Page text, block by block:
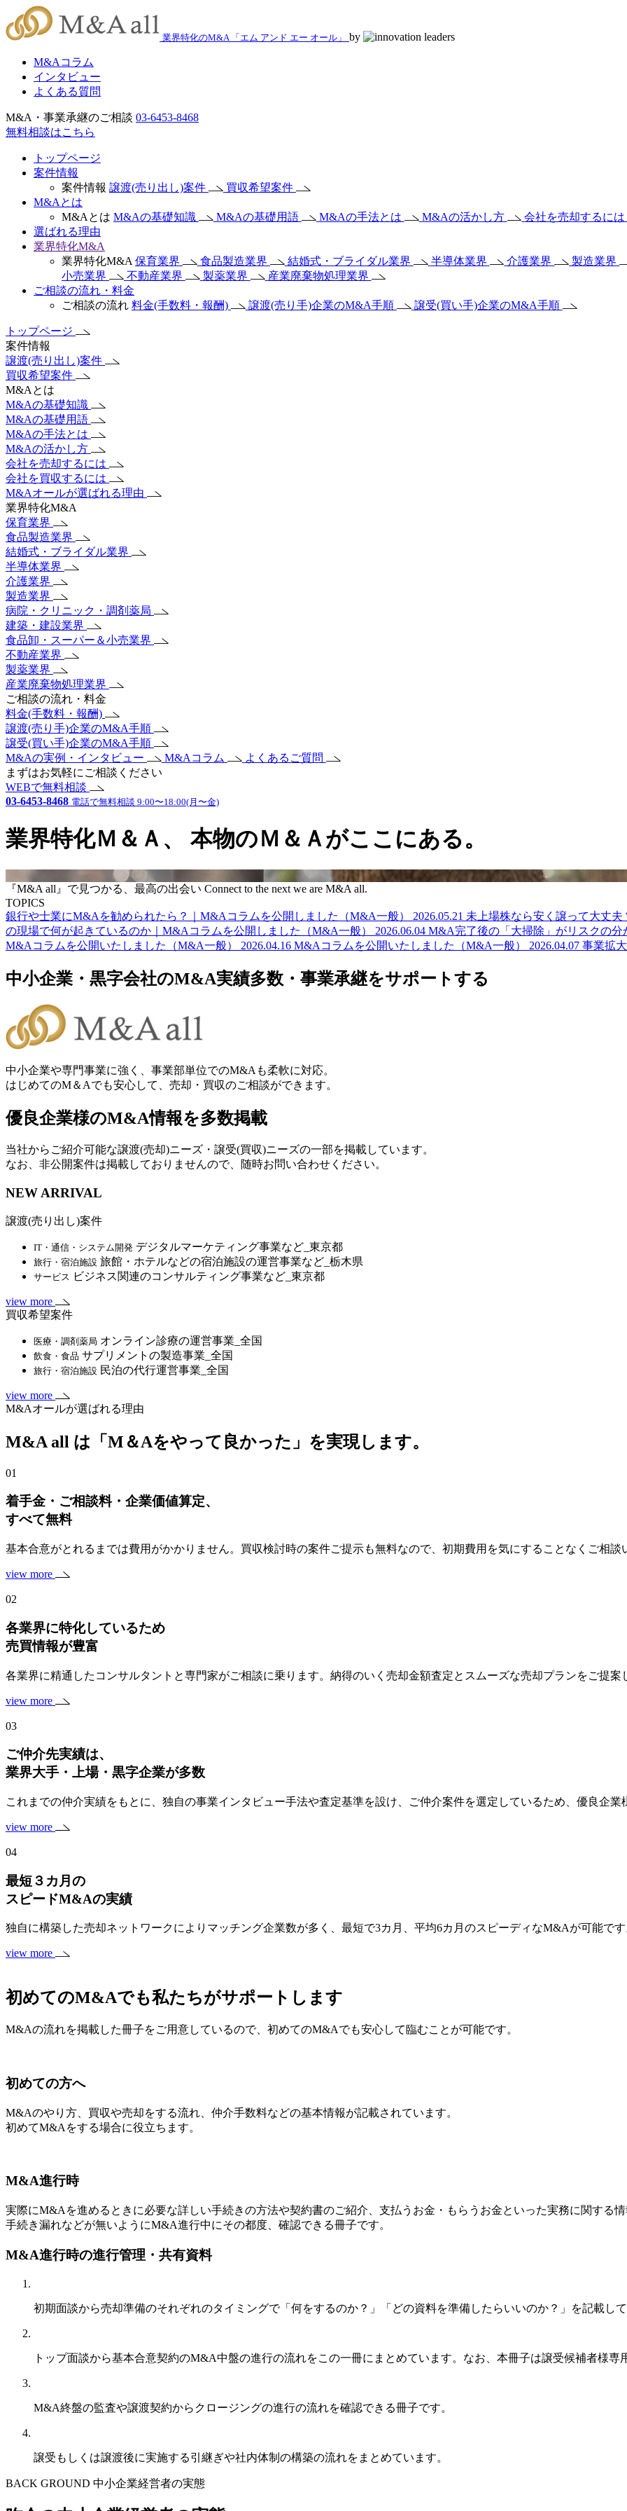
業界特化のM&A 「エム アンド エー オール」 by
M&Aコラム
インタビュー
よくある質問
M&A・事業承継のご相談 03-6453-8468
無料相談はこちら
トップページ
案件情報
案件情報 譲渡(売り出し)案件
買収希望案件
M&Aとは
M&Aとは M&Aの基礎知識 M&Aの基礎用語 M&Aの手法とは M&Aの活かし方 会社を売却するには
選ばれる理由
業界特化M&A
業界特化M&A 保育業界 食品製造業界 結婚式・ブライダル業界 半導体業界 介護業界 製造業界
小売業界
不動産業界 製薬業界
産業廃棄物処理業界
ご相談の流れ・料金
ご相談の流れ 料金(手数料・報酬) 譲渡(売り手)企業のM&A手順 譲受(買い手)企業のM&A手順
トップページ
案件情報
譲渡(売り出し)案件
買収希望案件
M&Aとは
M&Aの基礎知識
M&Aの基礎用語
M&Aの手法とは
M&Aの活かし方
会社を売却するには
会社を買収するには
M&Aオールが選ばれる理由
業界特化M&A
保育業界
食品製造業界
結婚式・ブライダル業界
半導体業界
介護業界
製造業界
病院・クリニック・調剤薬局
建築・建設業界
食品卸・スーパー＆小売業界
不動産業界
製薬業界
産業廃棄物処理業界
ご相談の流れ・料金
料金(手数料・報酬)
譲渡(売り手)企業のM&A手順
譲受(買い手)企業のM&A手順
M&Aの実例・インタビュー
M&Aコラム
よくあるご質問
まずはお気軽にご相談ください
WEBで無料相談
03-6453-8468 電話で無料相談 9:00〜18:00(月〜金)
業界特化Ｍ＆Ａ、 本物のＭ＆Ａがここにある。
『M&A all』で見つかる、最高の出会い Connect to the next we are M&A all.
TOPICS
銀行や士業にM&Aを勧められたら？｜M&Aコラムを公開しました（M&A一般）
2026.05.21 未上場株なら安く譲って大丈
の現場で何が起きているのか｜M&Aコラムを公開しました（M&A一般）
2026.06.04 M&A完了後の「大掃除」がリスクの
M&Aコラムを公開いたしました（M&A一般）
2026.04.16 M&Aコラムを公開いたしました（M&A一般） 2026.04.07 事業拡
中小企業・黒字会社のM&A実績多数・事業承継をサポートする
中小企業や専門事業に強く、事業部単位でのM&Aも柔軟に対応。
はじめてのM＆Aでも安心して、売却・買収のご相談ができます。
優良企業様のM&A情報を多数掲載
当社からご紹介可能な譲渡(売却)ニーズ・譲受(買収)ニーズの一部を掲載しています。
なお、非公開案件は掲載しておりませんので、随時お問い合わせください。
NEW ARRIVAL
譲渡(売り出し)案件
IT・通信・システム開発 デジタルマーケティング事業など_東京都
旅行・宿泊施設 旅館・ホテルなどの宿泊施設の運営事業など_栃木県
サービス ビジネス関連のコンサルティング事業など_東京都
view more
買収希望案件
医療・調剤薬局 オンライン診療の運営事業_全国
飲食・食品 サプリメントの製造事業_全国
旅行・宿泊施設 民泊の代行運営事業_全国
view more
M&Aオールが選ばれる理由
M&A all は「M＆Aをやって良かった」を実現します。
01
着手金・ご相談料・企業価値算定、
すべて無料
基本合意がとれるまでは費用がかかりません。買収検討時の案件ご提示も無料なので、初期費用を気にすることなくご相談
view more
02
各業界に特化しているため
売買情報が豊富
各業界に精通したコンサルタントと専門家がご相談に乗ります。納得のいく売却金額査定とスムーズな売却プランをご提案
view more
03
ご仲介先実績は、
業界大手・上場・黒字企業が多数
これまでの仲介実績をもとに、独自の事業インタビュー手法や査定基準を設け、ご仲介案件を選定しているため、優良企業
view more
04
最短３カ月の
スピードM&Aの実績
独自に構築した売却ネットワークによりマッチング企業数が多く、最短で3カ月、平均6カ月のスピーディなM&Aが可能です
view more
初めてのM&Aでも私たちがサポートします
M&Aの流れを掲載した冊子をご用意しているので、初めてのM&Aでも安心して臨むことが可能です。
初めての方へ
M&Aのやり方、買収や売却をする流れ、仲介手数料などの基本情報が記載されています。
初めてM&Aをする場合に役立ちます。
M&A進行時
実際にM&Aを進めるときに必要な詳しい手続きの方法や契約書のご紹介、支払うお金・もらうお金といった実務に関する情
手続き漏れなどが無いようにM&A進行中にその都度、確認できる冊子です。
M&A進行時の進行管理・共有資料
初期面談から売却準備のそれぞれのタイミングで「何をするのか？」「どの資料を準備したらいいのか？」を記載して
トップ面談から基本合意契約のM&A中盤の進行の流れをこの一冊にまとめています。なお、本冊子は譲受候補者様専
M&A終盤の監査や譲渡契約からクロージングの進行の流れを確認できる冊子です。
譲受もしくは譲渡後に実施する引継ぎや社内体制の構築の流れをまとめています。
BACK GROUND 中小企業経営者の実態